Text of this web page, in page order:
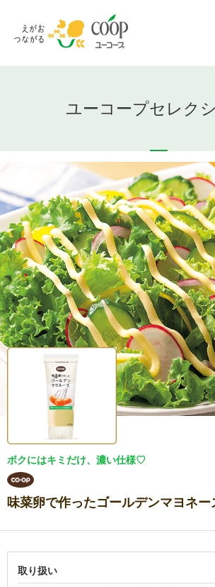
ユーコープセレク
ボクにはキミだけ、濃い仕様♡
味菜卵で作ったゴールデンマヨネー
取り扱い